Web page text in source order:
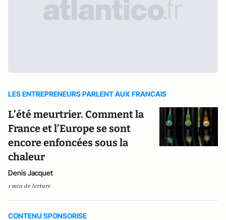
LES ENTREPRENEURS PARLENT AUX FRANCAIS
L’été meurtrier. Comment la
France et l’Europe se sont
encore enfoncées sous la
chaleur
Denis Jacquet
1 min de lecture
CONTENU SPONSORISE